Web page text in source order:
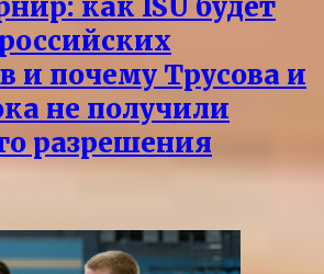
как ISU будет
и почему Трусова и
не получили
разрешения